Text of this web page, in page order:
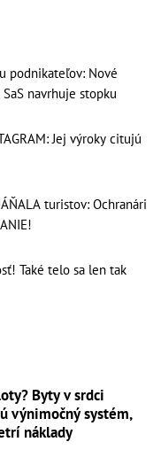
podnikateľov: Nové
navrhuje stopku
Jej výroky citujú
turistov: Ochranári
Také telo sa len tak
Byty v srdci
výnimočný systém,
náklady